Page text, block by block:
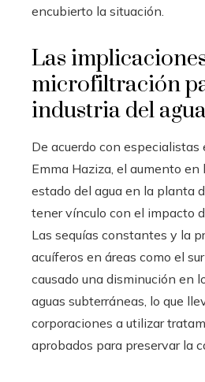
encubierto la situación.
Las
microfiltración
industria del
De acuerdo con especialistas
Emma Haziza, el aumento en
estado del agua en la planta
tener vínculo con el impacto
Las sequías constantes y la
acuíferos en áreas como el
causado una disminución en
aguas subterráneas, lo que
corporaciones a utilizar
aprobados para preservar la